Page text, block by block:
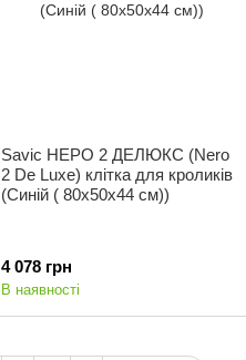
Savic НЕРО 2 ДЕЛЮКС (Nero
2 De Luxe) клітка для кроликів
(Cиній ( 80х50х44 см))
4 078 грн
В наявності